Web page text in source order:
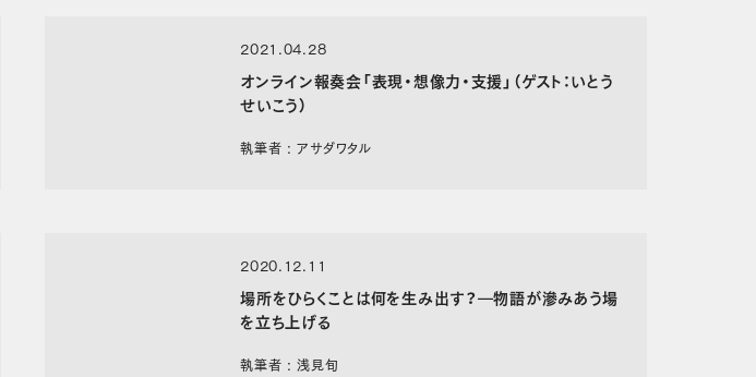
2021.04.28
オンライン報奏会「表現・想像力・支援」（ゲスト：いとう
せいこう）
執筆者 : アサダワタル
2020.12.11
場所をひらくことは何を生み出す？―物語が滲みあう場
を立ち上げる
執筆者 : 浅見旬